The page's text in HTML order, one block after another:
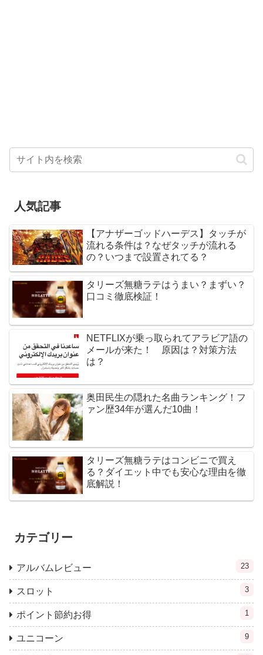
人気記事
【アナザーゴッドハーデス】タッチが
流れる条件は？なぜタッチが流れる
の？いつまで設置されてる？
タリーズ無糖ラテはうまい？まずい？
口コミ徹底検証！
NETFLIXが乗っ取られてアラビア語の
メールが来た！ 原因は？対策方法
は？
奥田民生の隠れた名曲ランキング！フ
ァン歴34年が選んだ10曲！
タリーズ無糖ラテはコンビニで買え
る？ダイエット中でも安心な理由を徹
底解説！
カテゴリー
アルバムレビュー 23
スロット 3
ポイント節約お得 1
ユニコーン 9